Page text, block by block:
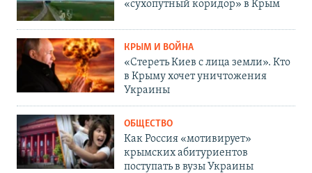
«сухопутный коридор» в Крым
КРЫМ И ВОЙНА
«Стереть Киев с лица земли». Кто
в Крыму хочет уничтожения
Украины
ОБЩЕСТВО
Как Россия «мотивирует»
крымских абитуриентов
поступать в вузы Украины